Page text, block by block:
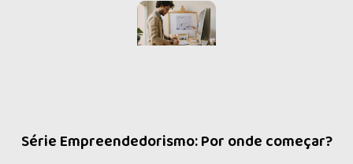
Série Empreendedorismo: Por onde começar?